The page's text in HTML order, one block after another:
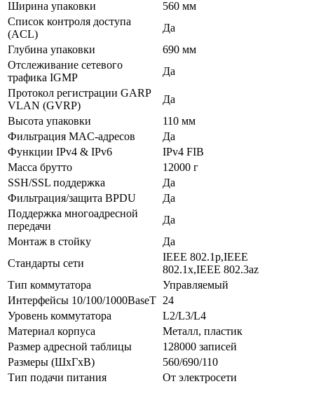
Ширина упаковки
560 мм
Список контроля доступа
(ACL)
Да
Глубина упаковки
690 мм
Отслеживание сетевого
трафика IGMP
Да
Протокол регистрации GARP
VLAN (GVRP)
Да
Высота упаковки
110 мм
Фильтрация MAC-адресов
Да
Функции IPv4 & IPv6
IPv4 FIB
Масса брутто
12000 г
SSH/SSL поддержка
Да
Фильтрация/защита BPDU
Да
Поддержка многоадресной
передачи
Да
Монтаж в стойку
Да
Стандарты сети
IEEE 802.1p,IEEE
802.1x,IEEE 802.3az
Тип коммутатора
Управляемый
Интерфейсы 10/100/1000BaseT 24
Уровень коммутатора
L2/L3/L4
Материал корпуса
Металл, пластик
Размер адресной таблицы
128000 записей
Размеры (ШхГхВ)
560/690/110
Тип подачи питания
От электросети